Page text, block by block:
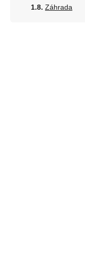
Záhrada